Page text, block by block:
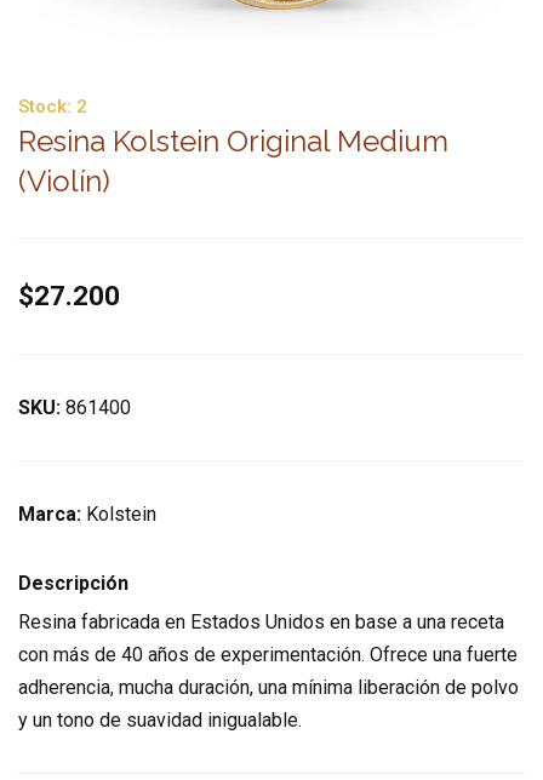
Stock: 2
Resina Kolstein Original Medium
(Violín)
$27.200
SKU: 861400
Marca: Kolstein
Descripción
Resina fabricada en Estados Unidos en base a una receta
con más de 40 años de experimentación. Ofrece una fuerte
adherencia, mucha duración, una mínima liberación de polvo
y un tono de suavidad inigualable.